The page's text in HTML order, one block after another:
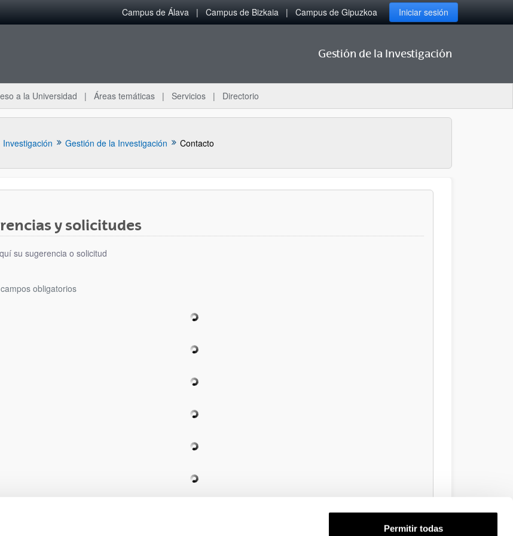
Permitir todas
Campus de Álava Campus de Bizkaia Campus de Gipuzkoa Iniciar sesión
Gestión de la Investigación
a la Universidad Áreas temáticas Servicios Directorio
Investigación Gestión de la Investigación Contacto
y solicitudes
su sugerencia o solicitud
obligatorios